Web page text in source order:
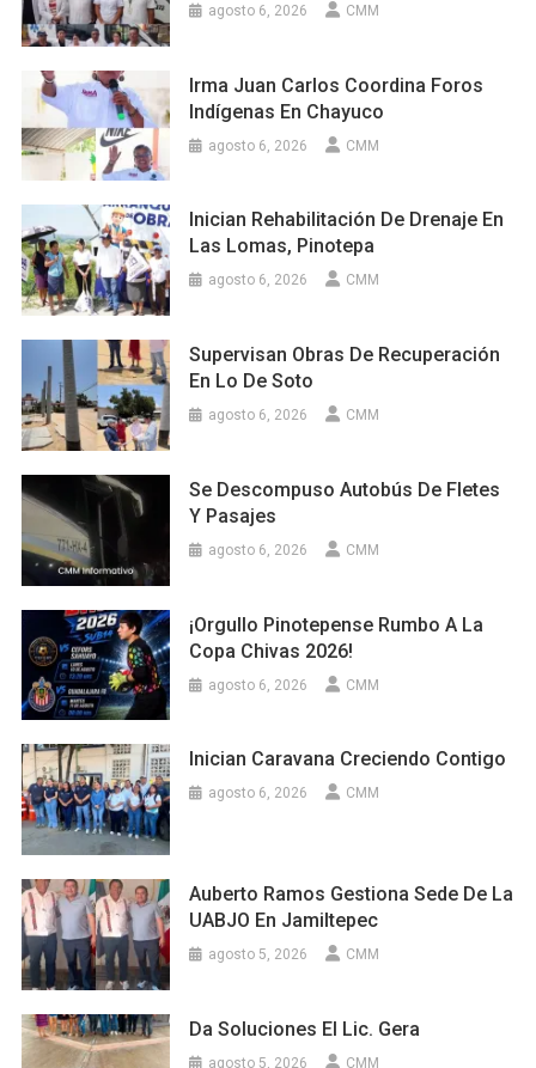
agosto 6, 2026 CMM
Irma Juan Carlos Coordina Foros
Indígenas En Chayuco
agosto 6, 2026 CMM
Inician Rehabilitación De Drenaje En
Las Lomas, Pinotepa
agosto 6, 2026 CMM
Supervisan Obras De Recuperación
En Lo De Soto
agosto 6, 2026 CMM
Se Descompuso Autobús De Fletes
Y Pasajes
agosto 6, 2026 CMM
¡Orgullo Pinotepense Rumbo A La
Copa Chivas 2026!
agosto 6, 2026 CMM
Inician Caravana Creciendo Contigo
agosto 6, 2026 CMM
Auberto Ramos Gestiona Sede De La
UABJO En Jamiltepec
agosto 5, 2026 CMM
Da Soluciones El Lic. Gera
agosto 5, 2026 CMM